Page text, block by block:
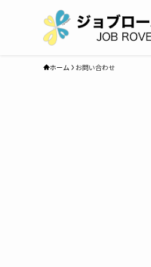
ホーム お問い合わせ